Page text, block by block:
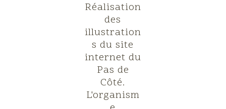
Réalisation
des
illustration
s du site
internet du
Pas de
Côté.
L'organism